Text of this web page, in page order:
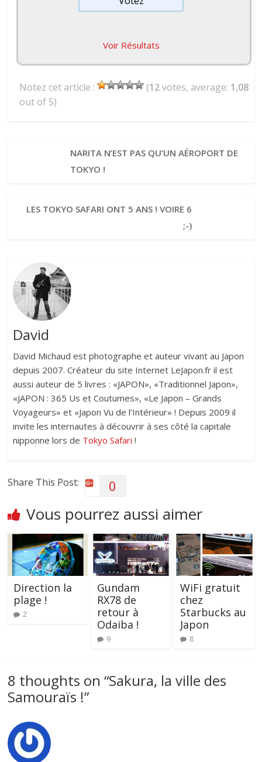
Voir Résultats
Notez cet article : (12votes, average: 1,08
out of 5)
NARITA N’EST PAS QU’UN AÉROPORT DE
TOKYO !
LES TOKYO SAFARI ONT 5 ANS ! VOIRE 6
;-)
David
David Michaud est photographe et auteur vivant au Japon
depuis 2007. Créateur du site Internet LeJapon.fr il est
aussi auteur de 5 livres : «JAPON», «Traditionnel Japon»,
«JAPON : 365 Us et Coutumes», «Le Japon – Grands
Voyageurs» et «Japon Vu de l’Intérieur» ! Depuis 2009 il
invite les internautes à découvrir à ses côté la capitale
nipponne lors de Tokyo Safari !
Share This Post: 0
Vous pourrez aussi aimer
Direction la
plage !
2
Gundam
RX78 de
retour à
Odaiba !
9
WiFi gratuit
chez
Starbucks au
Japon
8
8 thoughts on “Sakura, la ville des
Samouraïs !”